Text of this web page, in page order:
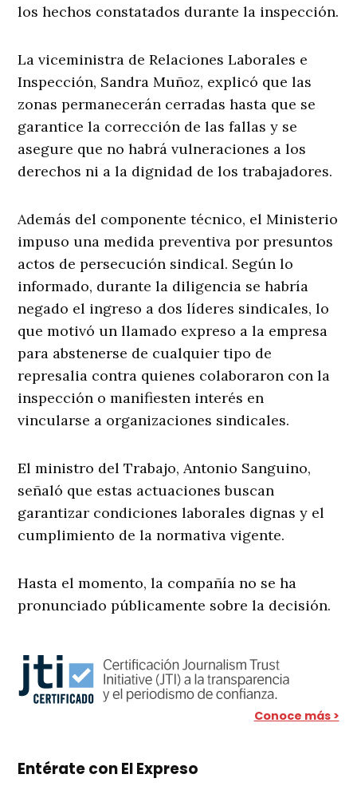
los hechos constatados durante la inspección.
La viceministra de Relaciones Laborales e
Inspección, Sandra Muñoz, explicó que las
zonas permanecerán cerradas hasta que se
garantice la corrección de las fallas y se
asegure que no habrá vulneraciones a los
derechos ni a la dignidad de los trabajadores.
Además del componente técnico, el Ministerio
impuso una medida preventiva por presuntos
actos de persecución sindical. Según lo
informado, durante la diligencia se habría
negado el ingreso a dos líderes sindicales, lo
que motivó un llamado expreso a la empresa
para abstenerse de cualquier tipo de
represalia contra quienes colaboraron con la
inspección o manifiesten interés en
vincularse a organizaciones sindicales.
El ministro del Trabajo, Antonio Sanguino,
señaló que estas actuaciones buscan
garantizar condiciones laborales dignas y el
cumplimiento de la normativa vigente.
Hasta el momento, la compañía no se ha
pronunciado públicamente sobre la decisión.
Conoce más >
Entérate con El Expreso